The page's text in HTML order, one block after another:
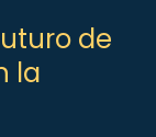
de
la